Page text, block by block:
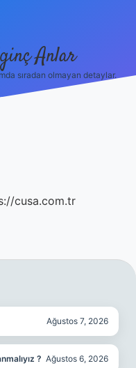
Anlar
sıradan olmayan detaylar.
cusa.com.tr
Ağustos 7, 2026
? Ağustos 6, 2026